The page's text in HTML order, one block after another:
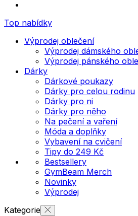
Top nabídky
Výprodej oblečení
Výprodej dámského
Výprodej pánského
Dárky
Dárkové poukazy
Dárky pro celou rodinu
Dárky pro ni
Dárky pro něho
Na pečení a vaření
Móda a doplňky
Vybavení na cvičení
Tipy do 249 Kč
Bestsellery
GymBeam Merch
Novinky
Výprodej
Kategorie